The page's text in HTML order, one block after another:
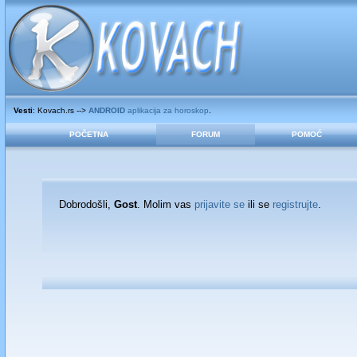
Vesti: Kovach.rs --> ANDROIDaplikacija za horoskop
POČETNA FORUM POMOĆ
Dobrodošli,Gost. Molim vas prijavite se ili se registrujte.